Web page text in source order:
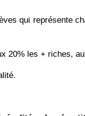
qui représente
20% les + riches,